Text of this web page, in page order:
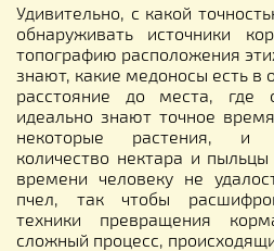
Удивительно, с какой
обнаруживать источники
топографию расположения
знают, какие медоносы есть в
расстояние до места, где
идеально знают точное
некоторые растения, и
количество нектара и
времени человеку не
пчел, так чтобы
техники превращения
сложный процесс,